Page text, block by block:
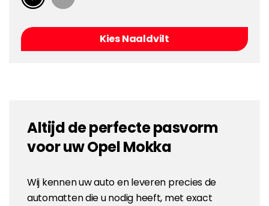
Kies Naaldvilt
Altijd de perfecte pasvorm
voor uw Opel Mokka
Wij kennen uw auto en leveren precies de
automatten die u nodig heeft, met exact